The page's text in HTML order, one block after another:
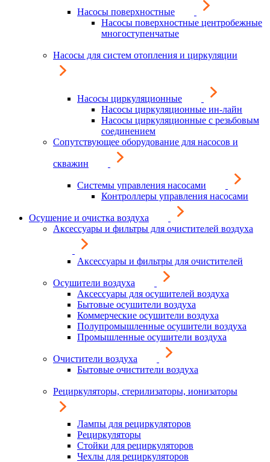
Насосы поверхностные
Насосы поверхностные центробежные
многоступенчатые
Насосы для систем отопления и циркуляции
Насосы циркуляционные
Насосы циркуляционные ин-лайн
Насосы циркуляционные с резьбовым
соединением
Сопутствующее оборудование для насосов и
скважин
Системы управления насосами
Контроллеры управления насосами
Осушение и очистка воздуха
Аксессуары и фильтры для очистителей воздуха
Аксессуары и фильтры для очистителей
Осушители воздуха
Аксессуары для осушителей воздуха
Бытовые осушители воздуха
Коммерческие осушители воздуха
Полупромышленные осушители воздуха
Промышленные осушители воздуха
Очистители воздуха
Бытовые очистители воздуха
Рециркуляторы, стерилизаторы, ионизаторы
Лампы для рециркуляторов
Рециркуляторы
Стойки для рециркуляторов
Чехлы для рециркуляторов